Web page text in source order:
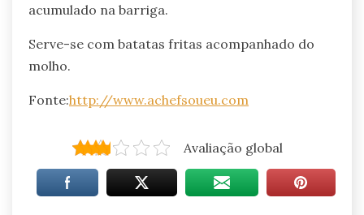
acumulado na barriga.
Serve-se com batatas fritas acompanhado do
molho.
Fonte:http://www.achefsoueu.com
Avaliação global